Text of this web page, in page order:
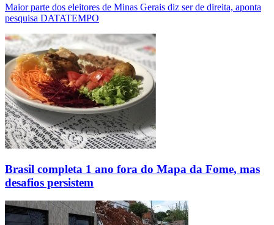
Maior parte dos eleitores de Minas Gerais diz ser de direita, aponta
pesquisa DATATEMPO
Brasil completa 1 ano fora do Mapa da Fome, mas
desafios persistem